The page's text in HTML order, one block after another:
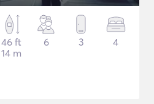
46 ft
14 m
6 3 4